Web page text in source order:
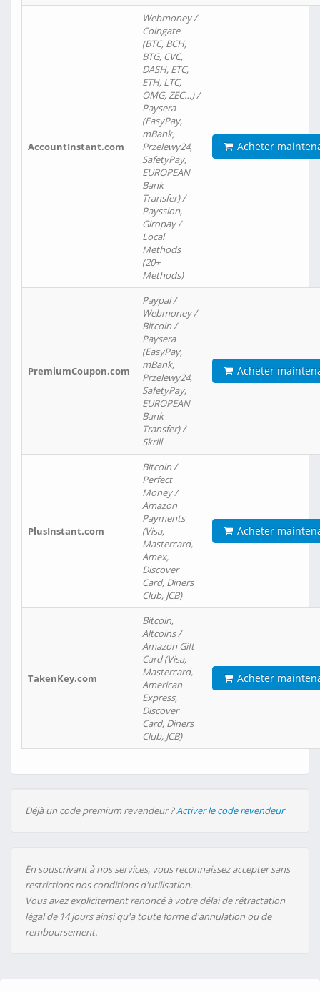
AccountInstant.com
Webmoney /
Coingate
(BTC, BCH,
BTG, CVC,
DASH, ETC,
ETH, LTC,
OMG, ZEC…) /
Paysera
(EasyPay,
mBank,
Przelewy24,
SafetyPay,
EUROPEAN
Bank
Transfer) /
Payssion,
Giropay /
Local
Methods
(20+
Methods)
Acheter
PremiumCoupon.com
Paypal /
Webmoney /
Bitcoin /
Paysera
(EasyPay,
mBank,
Przelewy24,
SafetyPay,
EUROPEAN
Bank
Transfer) /
Skrill
Acheter
PlusInstant.com
Bitcoin /
Perfect
Money /
Amazon
Payments
(Visa,
Mastercard,
Amex,
Discover
Card, Diners
Club, JCB)
Acheter
TakenKey.com
Bitcoin,
Altcoins /
Amazon Gift
Card (Visa,
Mastercard,
American
Express,
Discover
Card, Diners
Club, JCB)
Acheter
Déjà un code premium revendeur ?Activer le code revendeur
En souscrivant à nos services, vous reconnaissez accepter sans
restrictions nos conditions d'utilisation.
Vous avez explicitement renoncé à votre délai de rétractation
légal de 14 jours ainsi qu'à toute forme d'annulation ou de
remboursement.